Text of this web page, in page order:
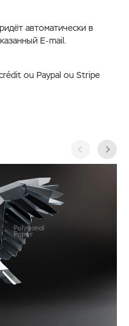
автоматически в
E-mail.
ou Paypal ou Stripe